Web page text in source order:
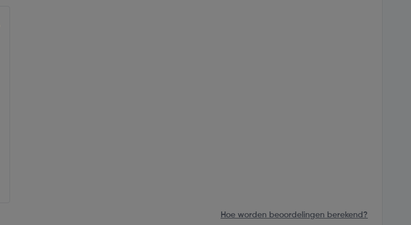
Hoe worden beoordelingen berekend?